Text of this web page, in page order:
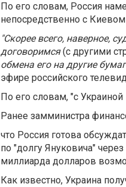
По его словам, Россия
непосредственно с
"Скорее всего, наверное,
договоримся(с другими
обмена его на другие
эфире российского
По его словам, "с
Ранее замминистра
что Россия готова
по "долгу Януковича"
миллиарда долларов
Как известно, Украина